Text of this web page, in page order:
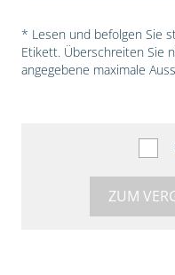
* Lesen und befolgen Sie
Etikett. Überschreiten Sie
angegebene maximale
ZUM